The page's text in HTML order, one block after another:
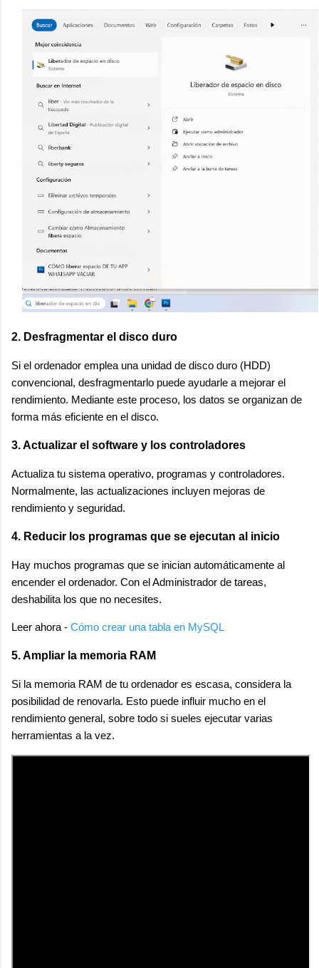
2. Desfragmentar el disco duro
Si el ordenador emplea una unidad de disco duro (HDD)
convencional, desfragmentarlo puede ayudarle a mejorar el
rendimiento. Mediante este proceso, los datos se organizan de
forma más eficiente en el disco.
3. Actualizar el software y los controladores
Actualiza tu sistema operativo, programas y controladores.
Normalmente, las actualizaciones incluyen mejoras de
rendimiento y seguridad.
4. Reducir los programas que se ejecutan al inicio
Hay muchos programas que se inician automáticamente al
encender el ordenador. Con el Administrador de tareas,
deshabilita los que no necesites.
Leer ahora - Cómo crear una tabla en MySQL
5. Ampliar la memoria RAM
Si la memoria RAM de tu ordenador es escasa, considera la
posibilidad de renovarla. Esto puede influir mucho en el
rendimiento general, sobre todo si sueles ejecutar varias
herramientas a la vez.